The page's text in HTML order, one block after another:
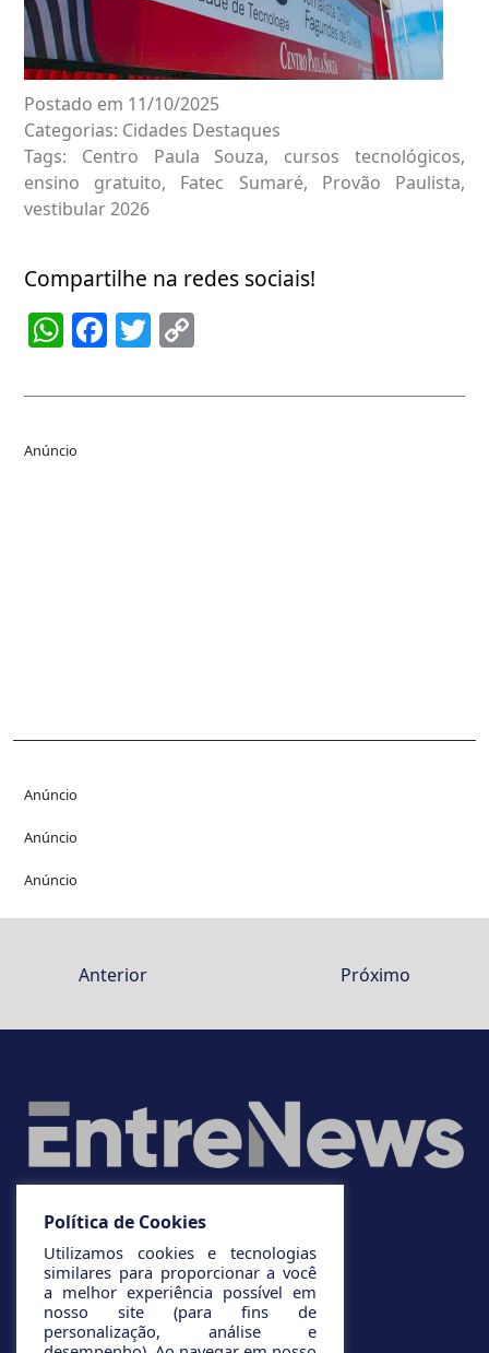
Postado em 11/10/2025
Categorias: Cidades Destaques
Tags: Centro Paula Souza, cursos tecnológicos,
ensino gratuito, Fatec Sumaré, Provão Paulista,
vestibular 2026
Compartilhe na redes sociais!
WhatsApp
Facebook
Twitter
Anúncio
Anúncio
Anúncio
Anúncio
Anterior Próximo
Política de Cookies
Utilizamos cookies e tecnologias
similares para proporcionar a você
a melhor experiência possível em
nosso site (para fins de
personalização, análise e